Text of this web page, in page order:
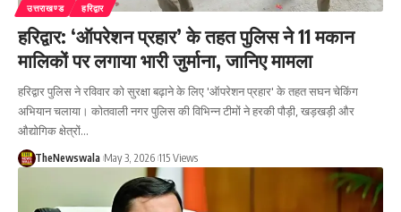
उत्तराखण्ड हरिद्वार
हरिद्वार: ‘ऑपरेशन प्रहार’ के तहत पुलिस ने 11 मकान
मालिकों पर लगाया भारी जुर्माना, जानिए मामला
हरिद्वार पुलिस ने रविवार को सुरक्षा बढ़ाने के लिए 'ऑपरेशन प्रहार' के तहत सघन चेकिंग
अभियान चलाया। कोतवाली नगर पुलिस की विभिन्न टीमों ने हरकी पौड़ी, खड़खड़ी और
औद्योगिक क्षेत्रों…
TheNewswala May 3, 2026 115 Views